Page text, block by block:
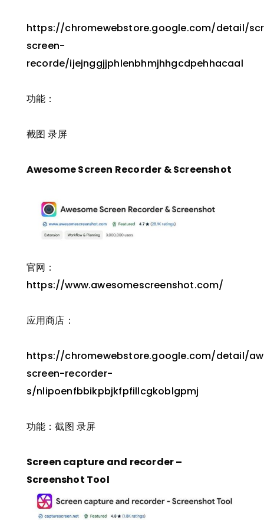
https://chromewebstore.google.com/detail/
screen-
recorde/ijejnggjjphlenbhmjhhgcdpehhacaal
功能：
截图 录屏
Awesome Screen Recorder & Screenshot
官网：
https://www.awesomescreenshot.com/
应用商店：
https://chromewebstore.google.com/detail/
screen-recorder-
s/nlipoenfbbikpbjkfpfillcgkoblgpmj
功能：截图 录屏
Screen capture and recorder –
Screenshot Tool